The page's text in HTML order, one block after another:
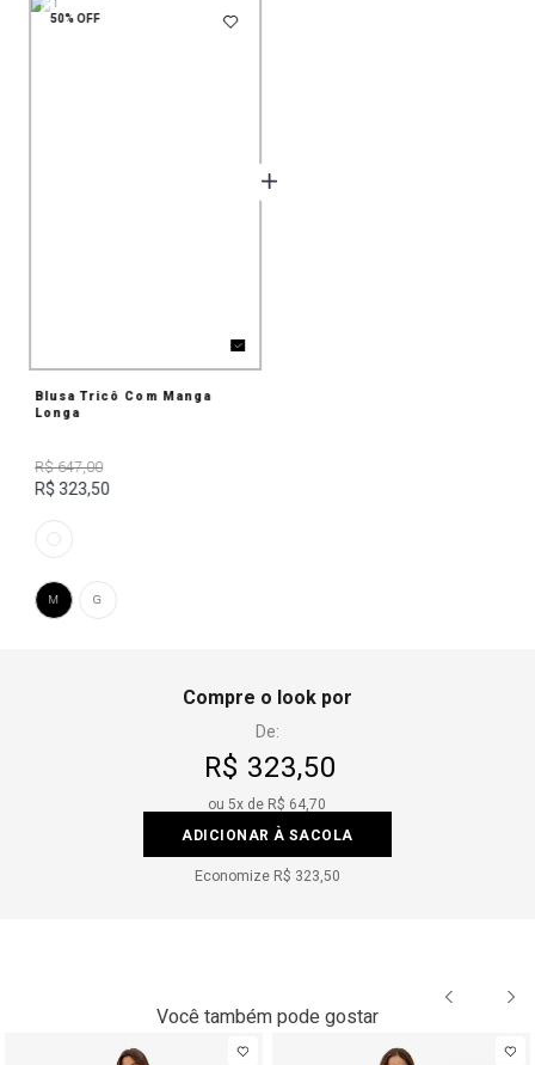
50%OFF
Blusa Tricô Com Manga
Longa
R$ 647,00
R$ 323,50
G
M
Compre o look por
De:
R$ 323,50
ou5x de R$ 64,70
ADICIONAR À SACOLA
Economize R$ 323,50
Você também pode gostar